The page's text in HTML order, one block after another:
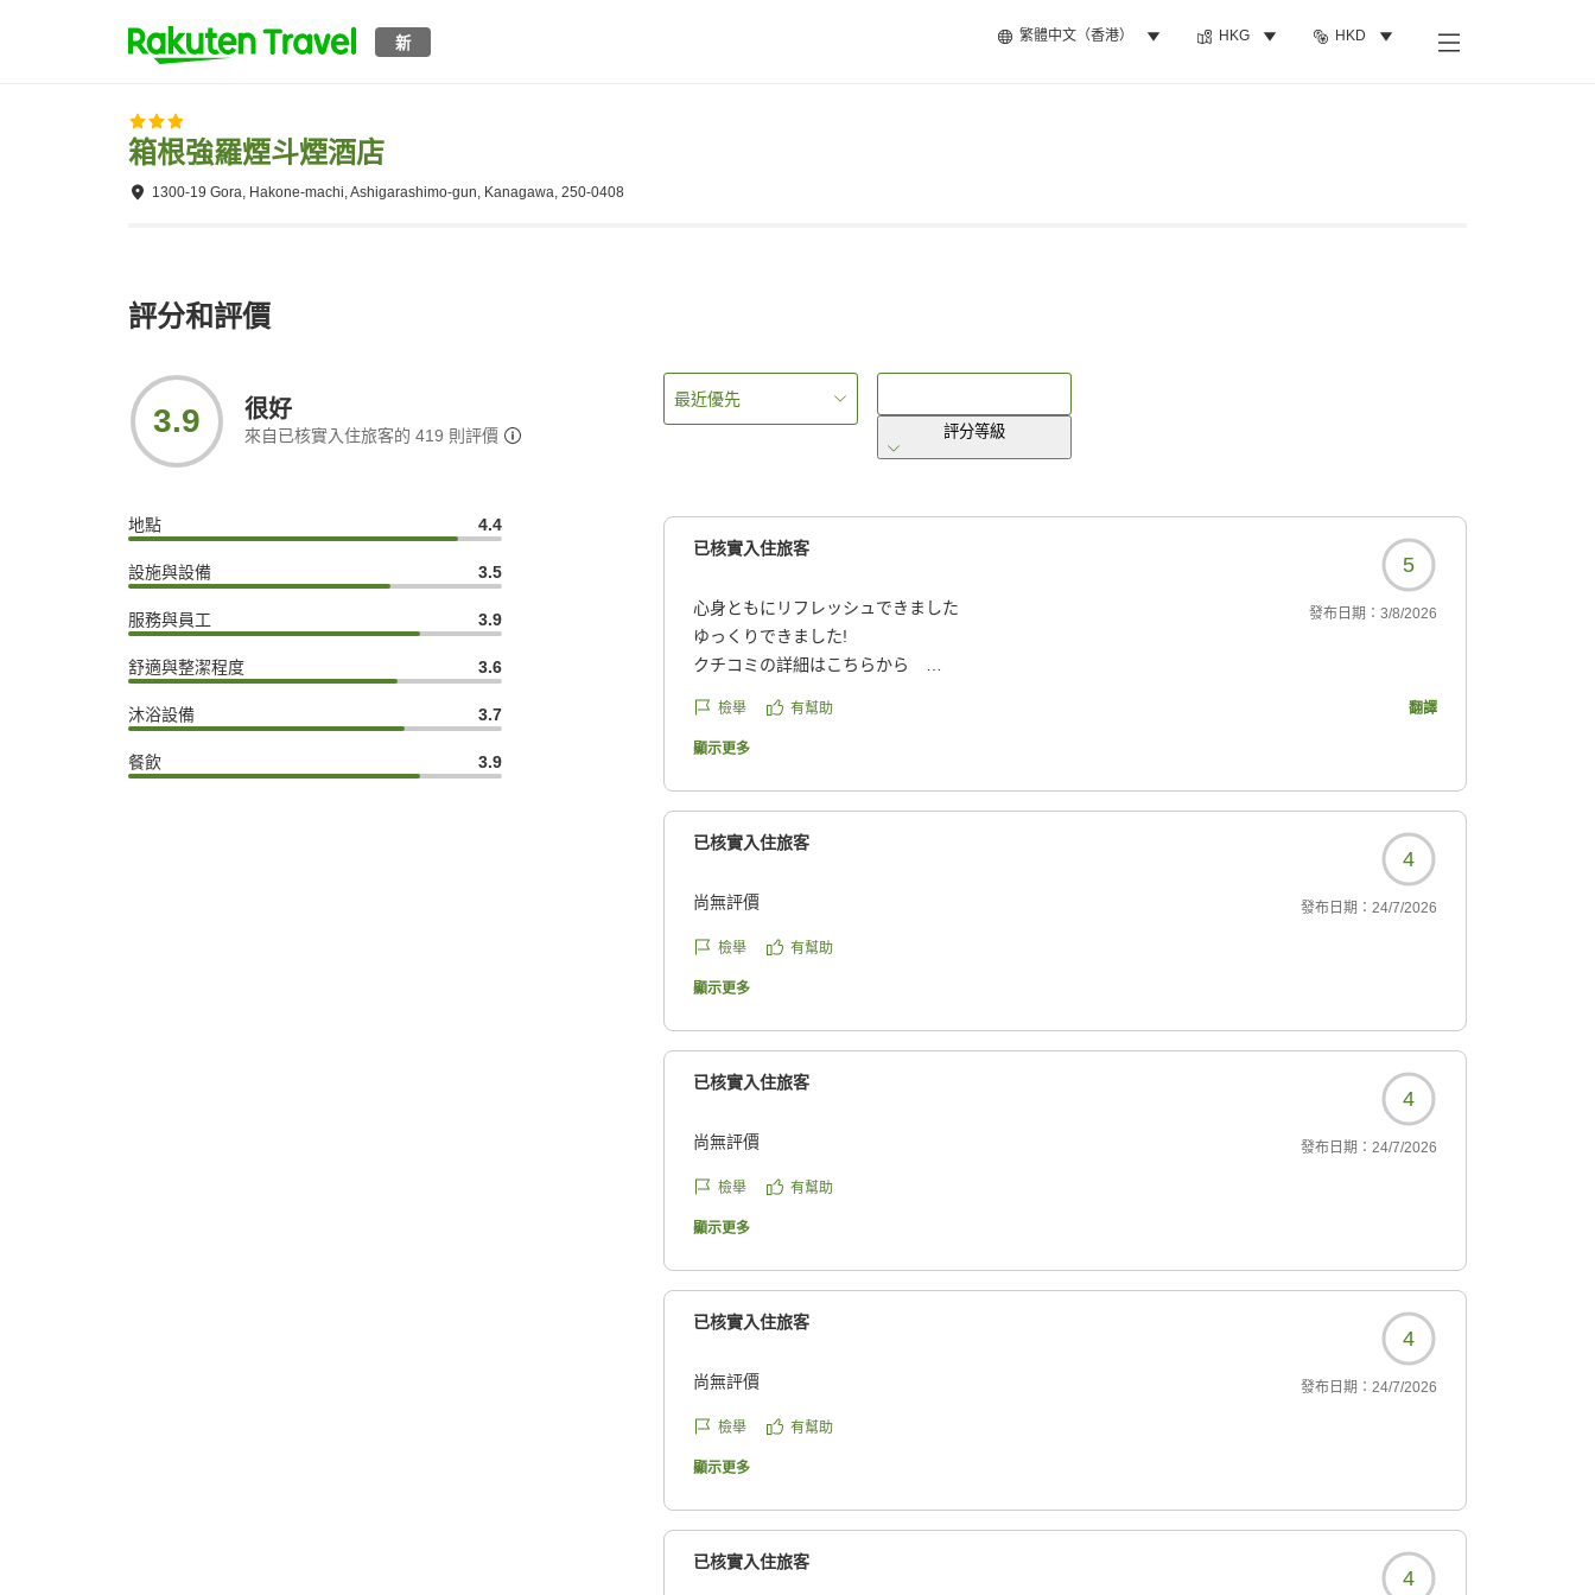
新 繁體中文（香港） HKG HKD
箱根強羅煙斗煙酒店
1300-19 Gora, Hakone-machi, Ashigarashimo-gun, Kanagawa, 250-0408
評分和評價
3.9 很好
來自已核實入住旅客的 419 則評價
地點 4.4
設施與設備 3.5
服務與員工 3.9
舒適與整潔程度 3.6
沐浴設備 3.7
餐飲 3.9
最近優先
評分等級
已核實入住旅客
5
心身ともにリフレッシュできました
ゆっくりできました!
クチコミの詳細はこちらから
reviewId=33123478362539
發布日期： 3/8/2026
檢舉 有幫助 翻譯
顯示更多
已核實入住旅客
4
尚無評價 發布日期： 24/7/2026
檢舉 有幫助
顯示更多
已核實入住旅客
4
尚無評價 發布日期： 24/7/2026
檢舉 有幫助
顯示更多
已核實入住旅客
4
尚無評價 發布日期： 24/7/2026
檢舉 有幫助
顯示更多
已核實入住旅客
4